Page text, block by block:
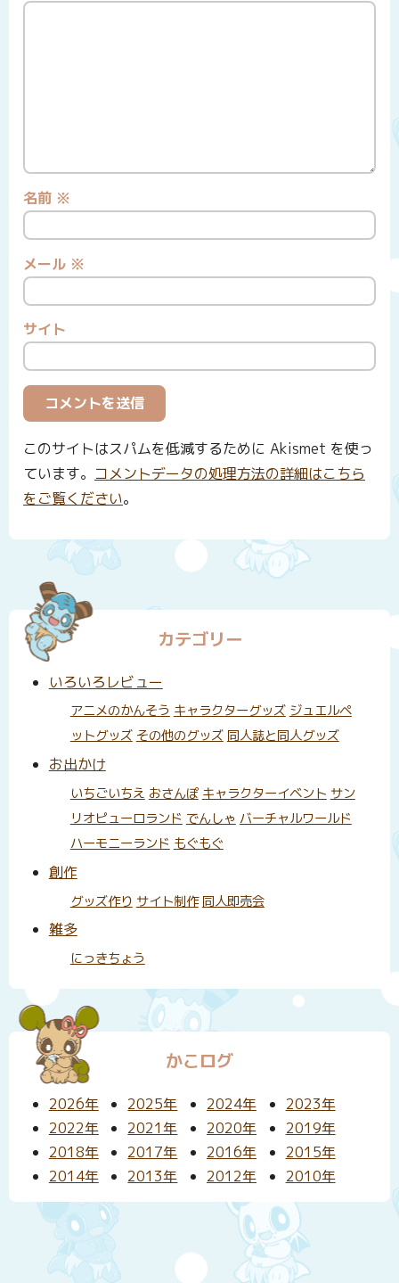
名前 ※
メール ※
サイト
このサイトはスパムを低減するために Akismet を使っ
ています。 コメントデータの処理方法の詳細はこちら
をご覧ください。
カテゴリー
いろいろレビュー
アニメのかんそう キャラクターグッズ ジュエルペ
ットグッズ その他のグッズ 同人誌と同人グッズ
お出かけ
いちごいちえ おさんぽ キャラクターイベント サン
リオピューロランド でんしゃ バーチャルワールド
ハーモニーランド もぐもぐ
創作
グッズ作り サイト制作 同人即売会
雑多
にっきちょう
かこログ
2026年 2025年 2024年
2023年
2022年
2021年 2020年
2019年
2018年
2017年 2016年
2015年
2014年
2013年 2012年 2010年